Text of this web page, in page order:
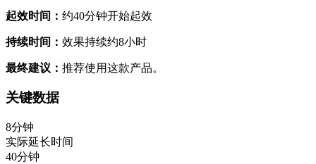
起效时间： 约40分钟开始起效
持续时间： 效果持续约8小时
最终建议： 推荐使用这款产品。
关键数据
8分钟
实际延长时间
40分钟